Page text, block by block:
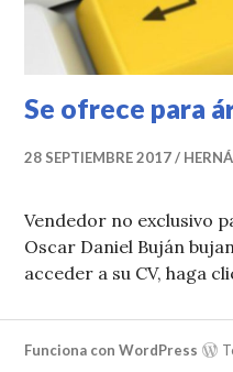
Se ofrece para
28 SEPTIEMBRE 2017
Vendedor no exclusivo
Oscar Daniel Buján
acceder a su CV, haga
Funciona con WordPress